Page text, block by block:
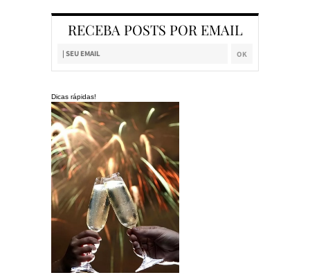
RECEBA POSTS POR EMAIL
Dicas rápidas!